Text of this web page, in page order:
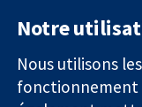
Des données
probantes.
Notre
Nous utilisons
fonctionnement